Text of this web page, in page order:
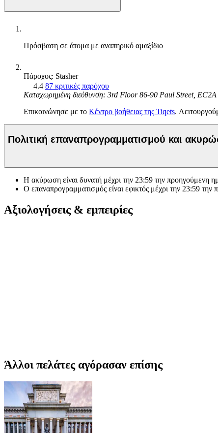
Πρόσβαση σε άτομα με αναπηρικό αμαξίδιο
Πάροχος: Stasher
4.4 87 κριτικές παρόχου
Καταχωρημένη διεύθυνση: 3rd Floor 86-90 Paul Street,
Επικοινώνησε με το Κέντρο βοήθειας της Tiqets.
Πολιτική επαναπρογραμματισμού και
Η ακύρωση είναι δυνατή μέχρι την 23:59 την προηγούμενη
Ο επαναπρογραμματισμός είναι εφικτός μέχρι την 23:59 την
Αξιολογήσεις & εμπειρίες
Άλλοι πελάτες αγόρασαν επίσης